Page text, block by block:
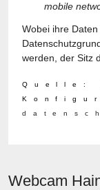
mobile
Wobei ihre
werden, der Sitz
Quelle:
Webcam